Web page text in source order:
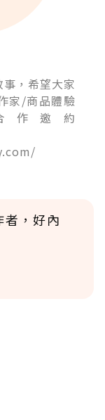
，希望大家
家/商品體驗
邀約
，好內